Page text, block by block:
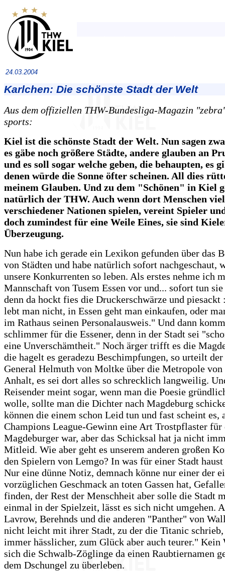
24.03.2004
Karlchen: Die schönste Stadt der Welt
Aus dem offiziellen THW-Bundesliga-Magazin
sports:
Kiel ist die schönste Stadt der Welt. Nun sagen
es gäbe noch größere Städte, andere glauben an
und es soll sogar welche geben, die behaupten, es
denen würde die Sonne öfter scheinen. All dies
meinem Glauben. Und zu dem "Schönen" in Kiel
natürlich der THW. Auch wenn dort Menschen
verschiedener Nationen spielen, vereint Spieler
doch zumindest für eine Weile Eines, sie sind
Überzeugung.
Nun habe ich gerade ein Lexikon gefunden über das
von Städten und habe natürlich sofort nachgeschaut,
unsere Konkurrenten so leben. Als erstes nehme ich
Mannschaft von Tusem Essen vor und... sofort tun
denn da hockt fies die Druckerschwärze und piesackt
lebt man nicht, in Essen geht man einkaufen, oder
im Rathaus seinen Personalausweis." Und dann
schlimmer für die Essener, denn in der Stadt sei
eine Unverschämtheit." Noch ärger trifft es die
die hagelt es geradezu Beschimpfungen, so urteilt der
General Helmuth von Moltke über die Metropole von
Anhalt, es sei dort alles so schrecklich langweilig.
Reisender meint sogar, wenn man die Poesie
wolle, sollte man die Dichter nach Magdeburg
können die einem schon Leid tun und fast scheint es,
Champions League-Gewinn eine Art Trostpflaster für
Magdeburger war, aber das Schicksal hat ja nicht
Mitleid. Wie aber geht es unserem anderen großen
den Spielern von Lemgo? In was für einer Stadt haust
Nur eine dünne Notiz, demnach könne nur einer der
vorzüglichen Geschmack an toten Gassen hat,
finden, der Rest der Menschheit aber solle die Stadt
einmal in der Spielzeit, lässt es sich nicht umgehen.
Lavrow, Berehnds und die anderen "Panther" von
nicht leicht mit ihrer Stadt, zu der die Titanic
immer hässlicher, zum Glück aber auch teurer." Kein
sich die Schwalb-Zöglinge da einen Raubtiernamen
dem Dschungel zu überleben.